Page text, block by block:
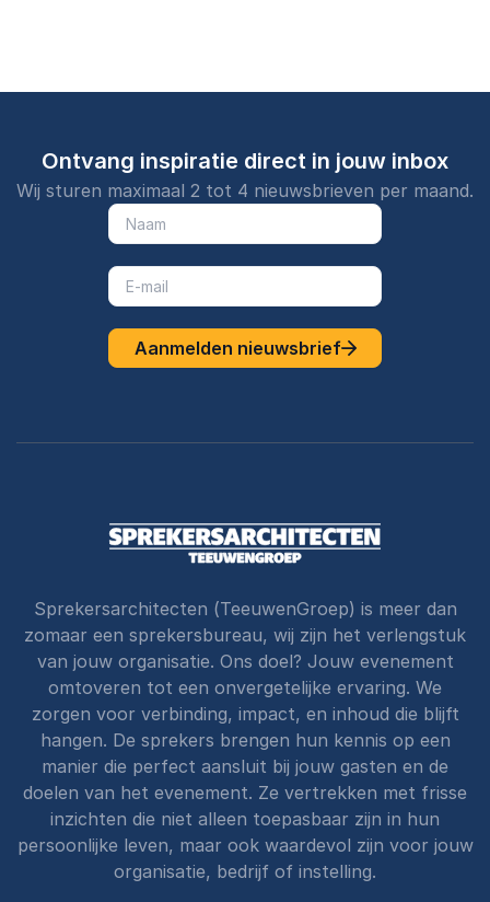
Ontvang inspiratie direct in jouw inbox
Wij sturen maximaal 2 tot 4 nieuwsbrieven per maand.
Aanmelden nieuwsbrief
Sprekersarchitecten (TeeuwenGroep) is meer dan
zomaar een sprekersbureau, wij zijn het verlengstuk
van jouw organisatie. Ons doel? Jouw evenement
omtoveren tot een onvergetelijke ervaring. We
zorgen voor verbinding, impact, en inhoud die blijft
hangen. De sprekers brengen hun kennis op een
manier die perfect aansluit bij jouw gasten en de
doelen van het evenement. Ze vertrekken met frisse
inzichten die niet alleen toepasbaar zijn in hun
persoonlijke leven, maar ook waardevol zijn voor jouw
organisatie, bedrijf of instelling.